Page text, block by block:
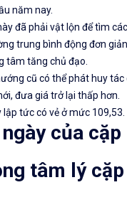
năm nay.
đã phải vật lộn để tìm
trung bình động đơn
tâm tăng chủ đạo.
cũ có thể phát huy
đưa giá trở lại thấp hơn.
lập tức có vẻ ở mức 109,53.
của cặp
tâm lý